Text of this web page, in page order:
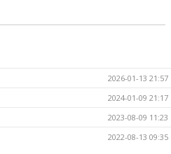
2026-01-13 21:57
2024-01-09 21:17
2023-08-09 11:23
2022-08-13 09:35